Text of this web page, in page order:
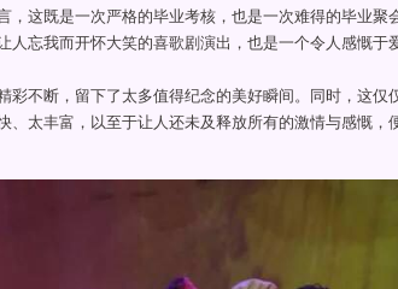
，这既是一次严格的毕业考核，也是一次难得的毕业聚
人忘我而开怀大笑的喜歌剧演出，也是一个令人感慨于
彩不断，留下了太多值得纪念的美好瞬间。同时，这仅
、太丰富，以至于让人还未及释放所有的激情与感慨，